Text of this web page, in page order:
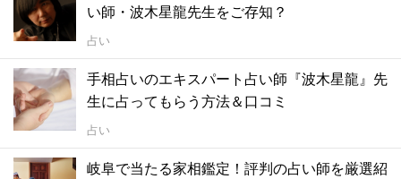
い師・波木星龍先生をご存知？
占い
手相占いのエキスパート占い師『波木星龍』先
生に占ってもらう方法＆口コミ
占い
岐阜で当たる家相鑑定！評判の占い師を厳選紹